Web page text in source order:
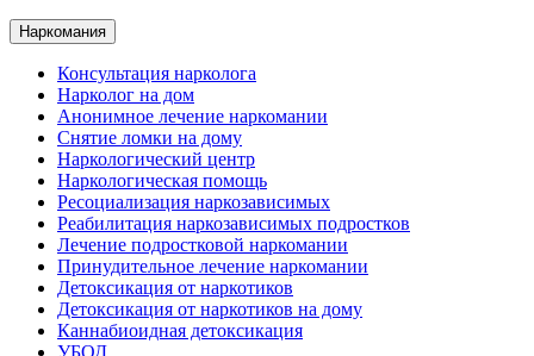
Наркомания
Консультация нарколога
Нарколог на дом
Анонимное лечение наркомании
Снятие ломки на дому
Наркологический центр
Наркологическая помощь
Ресоциализация наркозависимых
Реабилитация наркозависимых подростков
Лечение подростковой наркомании
Принудительное лечение наркомании
Детоксикация от наркотиков
Детоксикация от наркотиков на дому
Каннабиоидная детоксикация
УБОД